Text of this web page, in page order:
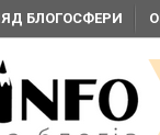
БЛОГОСФЕРИ